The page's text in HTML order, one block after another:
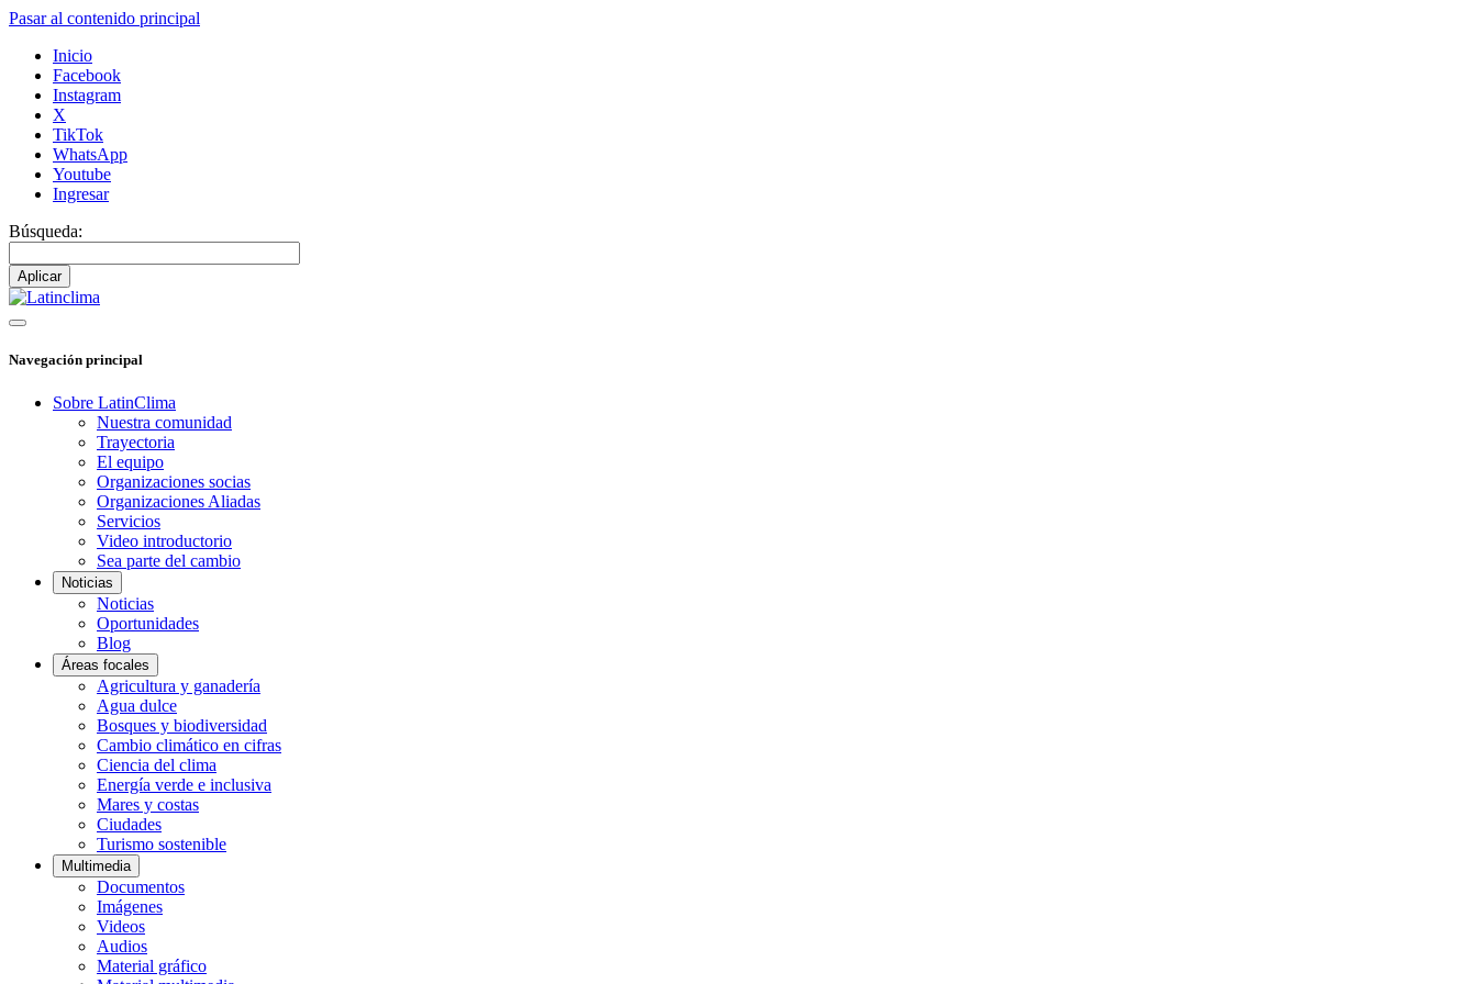
Pasar al contenido principal
Inicio
Facebook
Instagram
X
TikTok
WhatsApp
Youtube
Ingresar
Búsqueda:
Navegación principal
Sobre LatinClima
Nuestra comunidad
Trayectoria
El equipo
Organizaciones socias
Organizaciones Aliadas
Servicios
Video introductorio
Sea parte del cambio
Noticias
Noticias
Oportunidades
Blog
Áreas focales
Agricultura y ganadería
Agua dulce
Bosques y biodiversidad
Cambio climático en cifras
Ciencia del clima
Energía verde e inclusiva
Mares y costas
Ciudades
Turismo sostenible
Multimedia
Documentos
Imágenes
Videos
Audios
Material gráfico